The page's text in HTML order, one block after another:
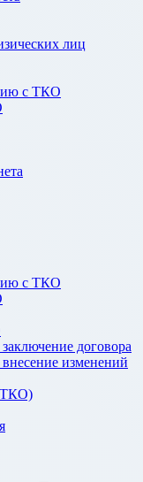
лиц
с ТКО
с ТКО
договора
изменений
ТКО)